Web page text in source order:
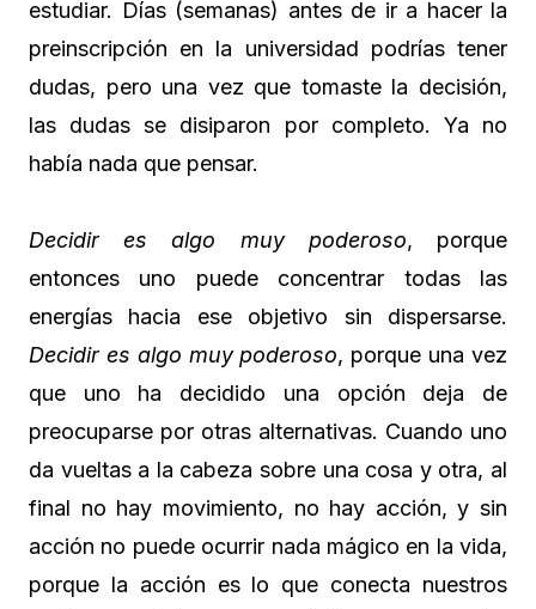
estudiar. Días (semanas) antes de ir a hacer la
preinscripción en la universidad podrías tener
dudas, pero una vez que tomaste la decisión,
las dudas se disiparon por completo. Ya no
había nada que pensar.
Decidir es algo muy poderoso, porque
entonces uno puede concentrar todas las
energías hacia ese objetivo sin dispersarse.
Decidir es algo muy poderoso, porque una vez
que uno ha decidido una opción deja de
preocuparse por otras alternativas. Cuando uno
da vueltas a la cabeza sobre una cosa y otra, al
final no hay movimiento, no hay acción, y sin
acción no puede ocurrir nada mágico en la vida,
porque la acción es lo que conecta nuestros